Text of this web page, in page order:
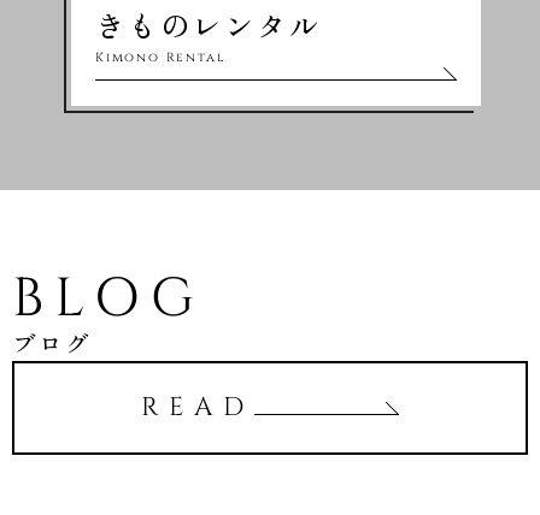
きものレンタル
Kimono Rental
BLOG
ブログ
READ